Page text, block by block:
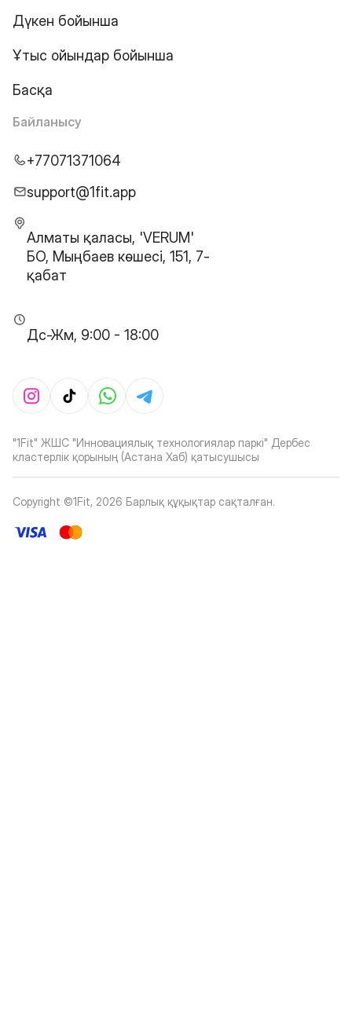
Дүкен бойынша
Ұтыс ойындар бойынша
Басқа
Байланысу
+77071371064
support@1fit.app
Алматы қаласы, 'VERUM'
БО, Мыңбаев көшесі, 151, 7-
қабат
Дс-Жм, 9:00 - 18:00
"1Fit" ЖШС "Инновациялық технологиялар паркі" Дербес
кластерлік қорының (Астана Хаб) қатысушысы
Copyright ©1Fit, 2026 Барлық құқықтар сақталған.